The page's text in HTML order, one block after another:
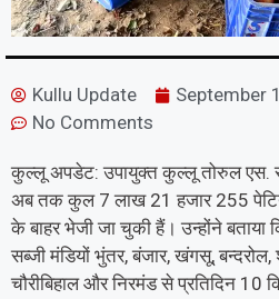
Kullu Update September
No Comments
कुल्लू अपडेट: उपायुक्त कुल्लू तोरुल एस.
अब तक कुल 7 लाख 21 हजार 255
के बाहर भेजी जा चुकी हैं। उन्होंने
सब्जी मंडियों भुंतर, बंजार, खंगसू,
चौरीबिहाल और निरमंड से प्रतिदिन 10